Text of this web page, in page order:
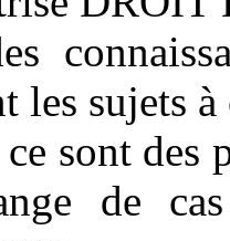
les sujets
sont des
de